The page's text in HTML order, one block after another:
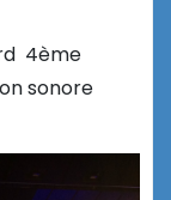
4ème
sonore